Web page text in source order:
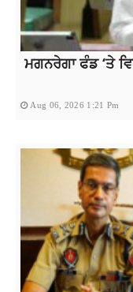
ਮਗਨਰੇਗਾ ਫੰਡ ‘ਤੇ
Aug 06, 2026 1:21 Pm